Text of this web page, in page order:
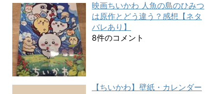
映画ちいかわ 人魚の島のひみつ
は原作とどう違う？感想【ネタ
バレあり】
8件のコメント
【ちいかわ】壁紙・カレンダー